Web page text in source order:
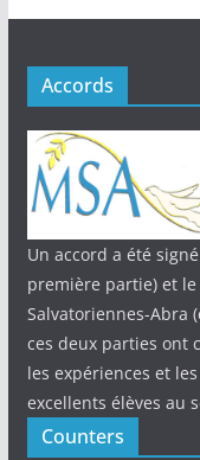
Accords
Un accord a été
première partie) et le
Salvatoriennes-Abra
ces deux parties ont
les expériences et
excellents élèves au
Counters